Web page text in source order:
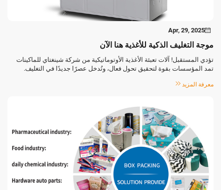
Apr, 29, 2025
موجة التغليف الذكية للأغذية هنا الآن
تؤدي المستقبل! آلات تعبئة الأغذية الأوتوماتيكية من شركة شينغتاي للماكينات
تمد المؤسسات بقوة لتحقيق تحول فعال، وتُدخل عصرًا جديدًا في التغليف.
تغييرًا...
معرفة المزيد